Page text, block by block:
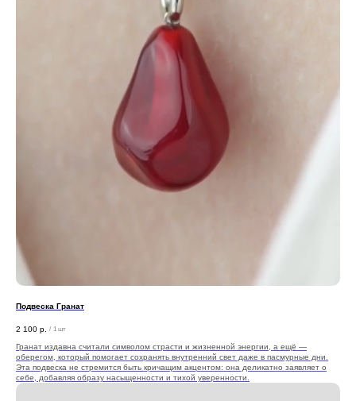
Подвеска Гранат
2 100 р. / 1 шт
Гранат издавна считали символом страсти и жизненной энергии, а ещё —
оберегом, который помогает сохранять внутренний свет даже в пасмурные дни.
Эта подвеска не стремится быть кричащим акцентом: она деликатно заявляет о
себе, добавляя образу насыщенности и тихой уверенности.